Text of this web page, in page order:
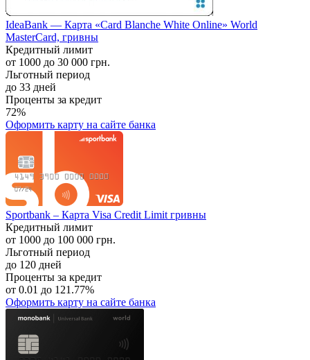
IdeaBank — Карта «Card Blanche White Online» World
MasterCard, гривны
Кредитный лимит
от 1000 до 30 000 грн.
Льготный период
до 33 дней
Проценты за кредит
72%
Оформить карту на сайте банка
Sportbank – Карта Visa Credit Limit гривны
Кредитный лимит
от 1000 до 100 000 грн.
Льготный период
до 120 дней
Проценты за кредит
от 0.01 до 121.77%
Оформить карту на сайте банка